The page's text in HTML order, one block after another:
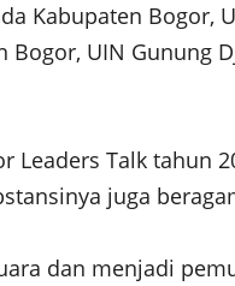
Kabupaten Bogor,
UIN Gunung
Leaders Talk tahun
juga
dan menjadi